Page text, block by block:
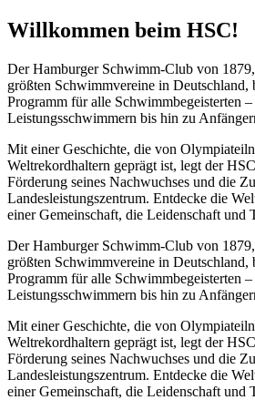
Willkommen beim HSC!
Der Hamburger Schwimm-Club von
größten Schwimmvereine in Deutschland,
Programm für alle Schwimmbegeisterten
Leistungsschwimmern bis hin zu
Mit einer Geschichte, die von
Weltrekordhaltern geprägt ist, legt der
Förderung seines Nachwuchses und die
Landesleistungszentrum. Entdecke die
einer Gemeinschaft, die Leidenschaft und
Der Hamburger Schwimm-Club von
größten Schwimmvereine in Deutschland,
Programm für alle Schwimmbegeisterten
Leistungsschwimmern bis hin zu
Mit einer Geschichte, die von
Weltrekordhaltern geprägt ist, legt der
Förderung seines Nachwuchses und die
Landesleistungszentrum. Entdecke die
einer Gemeinschaft, die Leidenschaft und